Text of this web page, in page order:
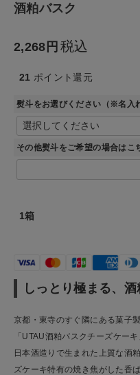
ギフト
ブランド
CONTENTS
特集
酒粕バスク
2,268 税込
21 ポイント還元
熨斗をお選びください（※名入
その他熨斗をご希望の場合はこ
1箱
しっとり極まる、
京都・東寺のすぐ隣にある菓子
「UTAU酒粕バスクチーズケーキ
日本酒造りで生まれた上質な酒
ズケーキ特有の焼き焦がした香